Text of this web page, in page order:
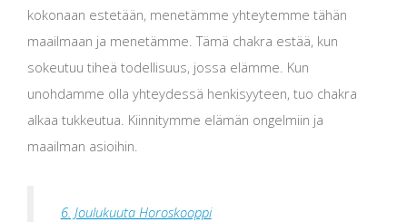
kokonaan estetään, menetämme yhteytemme tähän
maailmaan ja menetämme. Tämä chakra estää, kun
sokeutuu tiheä todellisuus, jossa elämme. Kun
unohdamme olla yhteydessä henkisyyteen, tuo chakra
alkaa tukkeutua. Kiinnitymme elämän ongelmiin ja
maailman asioihin.
6. Joulukuuta Horoskooppi